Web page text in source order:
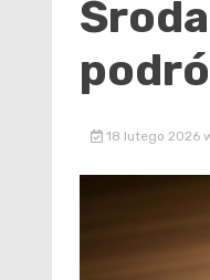
18 lutego 2026